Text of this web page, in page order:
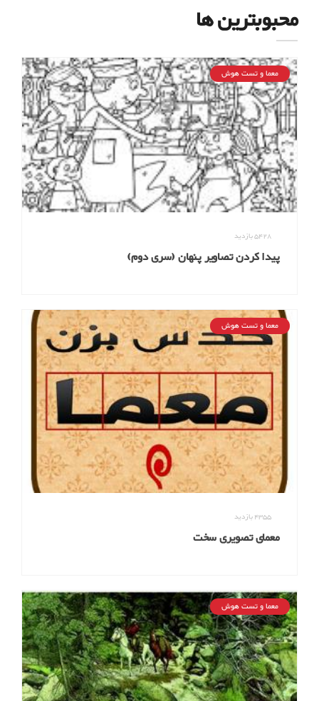
محبوبترین ها
معما و تست هوش
5428بازدید
پیدا کردن تصاویر پنهان (سری دوم)
معما و تست هوش
4355بازدید
معمای تصویری سخت
معما و تست هوش